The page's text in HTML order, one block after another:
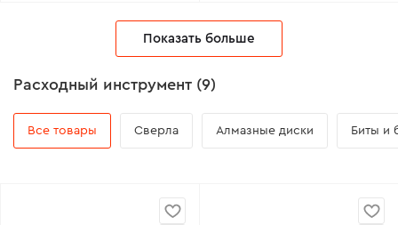
Показать больше
Расходный инструмент (9)
Все товары Сверла Алмазные диски Биты и